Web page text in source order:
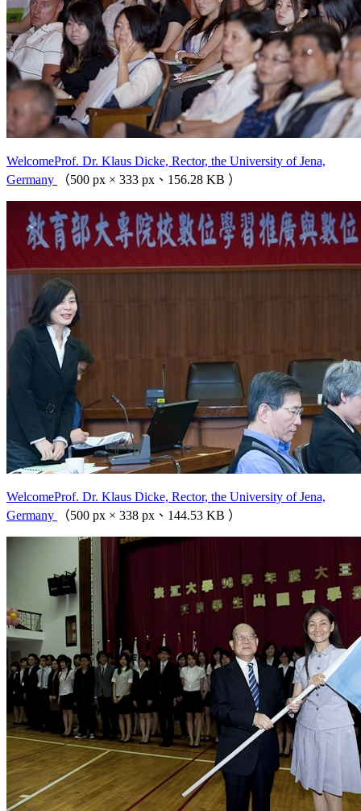
WelcomeProf. Dr. Klaus Dicke, Rector, the University of Jena,
Germany
（500 px × 333 px、156.28 KB ）
WelcomeProf. Dr. Klaus Dicke, Rector, the University of Jena,
Germany
（500 px × 338 px、144.53 KB ）